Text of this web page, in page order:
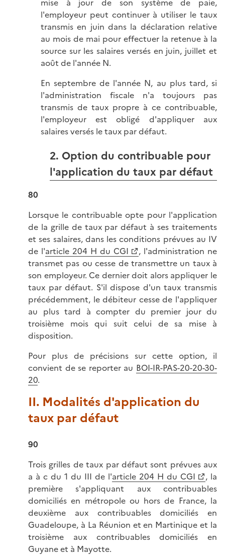
mise à jour de son système de paie,
l'employeur peut continuer à utiliser le taux
transmis en juin dans la déclaration relative
au mois de mai pour effectuer la retenue à la
source sur les salaires versés en juin, juillet et
août de l'année N.
En septembre de l'année N, au plus tard, si
l'administration fiscale n'a toujours pas
transmis de taux propre à ce contribuable,
l'employeur est obligé d'appliquer aux
salaires versés le taux par défaut.
2. Option du contribuable pour
l'application du taux par défaut
80
Lorsque le contribuable opte pour l'application
de la grille de taux par défaut à ses traitements
et ses salaires, dans les conditions prévues au IV
de l'article 204 H du CGI
, l'administration ne
transmet pas ou cesse de transmettre un taux à
son employeur. Ce dernier doit alors appliquer le
taux par défaut. S'il dispose d'un taux transmis
précédemment, le débiteur cesse de l'appliquer
au plus tard à compter du premier jour du
troisième mois qui suit celui de sa mise à
disposition.
Pour plus de précisions sur cette option, il
convient de se reporter au BOI-IR-PAS-20-20-30-
20.
II. Modalités d'application du
taux par défaut
90
Trois grilles de taux par défaut sont prévues aux
a à c du 1 du III de l'article 204 H du CGI
, la
première s'appliquant aux contribuables
domiciliés en métropole ou hors de France, la
deuxième aux contribuables domiciliés en
Guadeloupe, à La Réunion et en Martinique et la
troisième aux contribuables domiciliés en
Guyane et à Mayotte.